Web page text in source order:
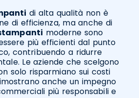
di alta qualità non è
di efficienza, ma anche di
moderne sono
più efficienti dal punto
contribuendo a ridurre
Le aziende che scelgono
solo risparmiano sui costi
anche un impegno
più responsabili e